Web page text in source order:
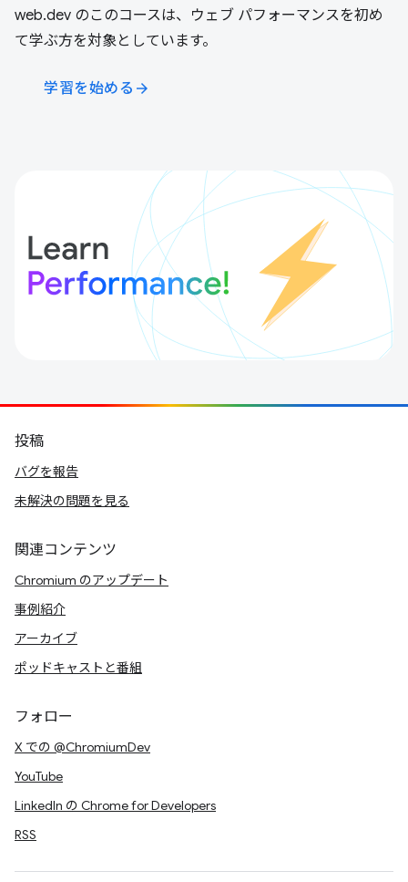
web.dev のこのコースは、ウェブ パフォーマンスを初め
て学ぶ方を対象としています。
学習を始める arrow_forward
投稿
バグを報告
未解決の問題を見る
関連コンテンツ
Chromium のアップデート
事例紹介
アーカイブ
ポッドキャストと番組
フォロー
X での @ChromiumDev
YouTube
LinkedIn の Chrome for Developers
RSS